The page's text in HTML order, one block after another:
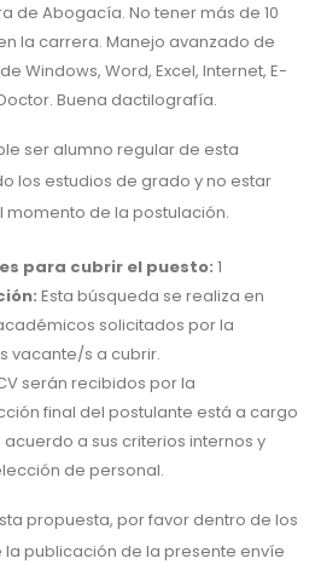
de Abogacía. No tener más de 10
la carrera. Manejo avanzado de
Windows, Word, Excel, Internet, E-
Buena dactilografía.
ser alumno regular de esta
los estudios de grado y no estar
de la postulación.
para cubrir el puesto: 1
Esta búsqueda se realiza en
solicitados por la
vacante/s a cubrir.
serán recibidos por la
final del postulante está a cargo
a sus criterios internos y
de personal.
propuesta, por favor dentro de los
la publicación de la presente envíe